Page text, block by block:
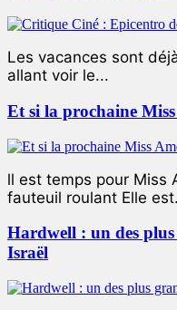
Les vacances sont
allant voir le...
Et si la prochaine
ll est temps pour Miss
fauteuil roulant Elle
Hardwell : un des
Israël